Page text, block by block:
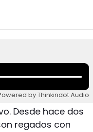
by Thinkindot Audio
Desde hace dos
regados con